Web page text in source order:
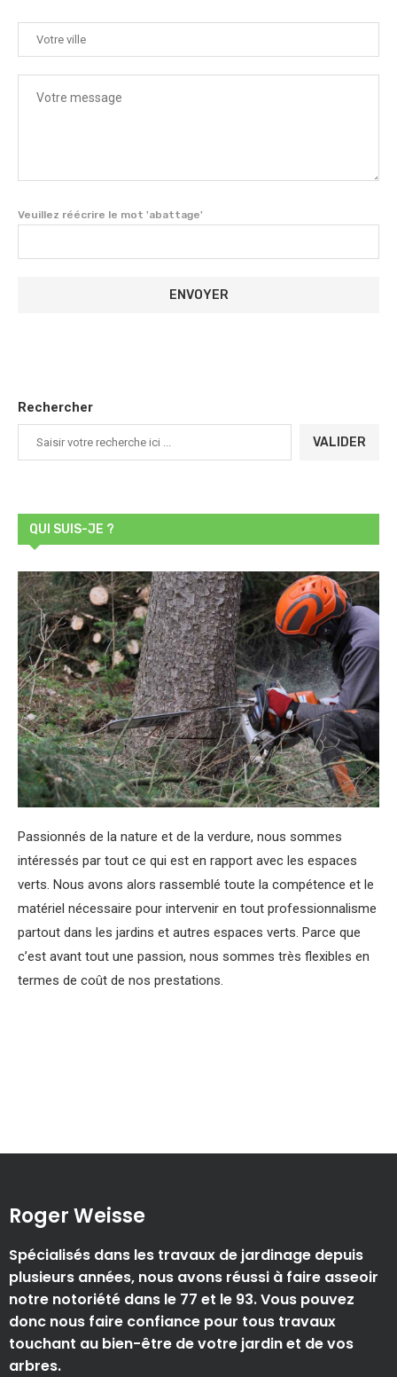
Veuillez réécrire le mot 'abattage'
Rechercher
VALIDER
QUI SUIS-JE ?
Passionnés de la nature et de la verdure, nous sommes
intéressés par tout ce qui est en rapport avec les espaces
verts. Nous avons alors rassemblé toute la compétence et le
matériel nécessaire pour intervenir en tout professionnalisme
partout dans les jardins et autres espaces verts. Parce que
c’est avant tout une passion, nous sommes très flexibles en
termes de coût de nos prestations.
Roger Weisse
Spécialisés dans les travaux de jardinage depuis
plusieurs années, nous avons réussi à faire asseoir
notre notoriété dans le 77 et le 93. Vous pouvez
donc nous faire confiance pour tous travaux
touchant au bien-être de votre jardin et de vos
arbres.